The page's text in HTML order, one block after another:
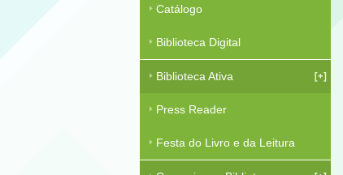
Catálogo
Biblioteca Digital
Biblioteca Ativa
Press Reader
Festa do Livro e da Leitura